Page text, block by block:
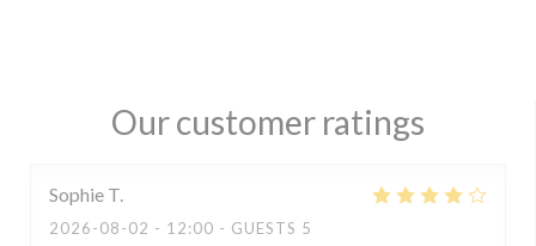
Our customer ratings
Sophie T
2026-08-02 - 12:00 - GUESTS 5